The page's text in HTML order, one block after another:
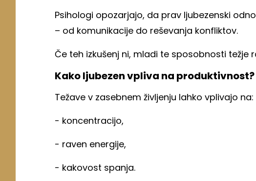
Psihologi opozarjajo, da prav ljubezenski
– od komunikacije do reševanja konfliktov.
Če teh izkušenj ni, mladi te sposobnosti težje
Kako ljubezen vpliva na produktivnost?
Težave v zasebnem življenju lahko vplivajo na:
- koncentracijo,
- raven energije,
- kakovost spanja.